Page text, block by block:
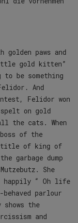
paws and
gold kitten”
be something
And
Felidor won
on gold
the cats. When
of the
title of king of
garbage dump
She
happily “ Oh life
parlour
the
and